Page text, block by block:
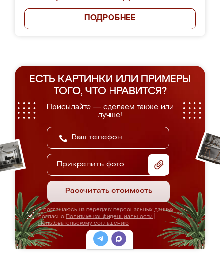
ПОДРОБНЕЕ
ЕСТЬ КАРТИНКИ ИЛИ ПРИМЕРЫ
ТОГО, ЧТО НРАВИТСЯ?
Присылайте — сделаем также или
лучше!
Прикрепить фото
Рассчитать стоимость
Я соглашаюсь на передачу персональных данных
согласно Политике конфиденциальности
Пользовательскому соглашению